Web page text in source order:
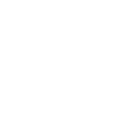
un nouvel onglet)